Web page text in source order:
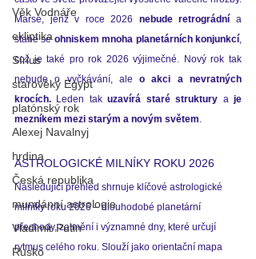
Věk Vodnáře
ekliptika
Sírius
starověký Egypt
platónský rok
Alexej Navalnyj
hrdina
Česká republika
mundánní astrologie
Vladimir Putin
Rusko
Marse, jenž v roce 2026 nebude retrográdní a
stane se ohniskem mnoha planetárních konjunkcí
což je také pro rok 2026 výjimečné. Nový rok tak
nebude o vyčkávání, ale o akci a nevratných
krocích. Leden tak uzavírá staré struktury a je
mezníkem mezi starým a novým světem
ASTROLOGICKÉ MILNÍKY ROKU 2026
Následující přehled shrnuje klíčové astrologické
milníky roku 2026 – dlouhodobé planetární
přechody, zatmění i významné dny, které určují
rytmus celého roku. Slouží jako orientační mapa